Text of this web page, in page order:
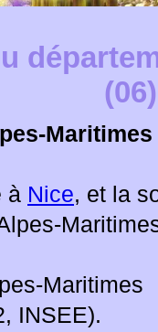
(06)
Maritimes
à Nice, et la
INSEE).